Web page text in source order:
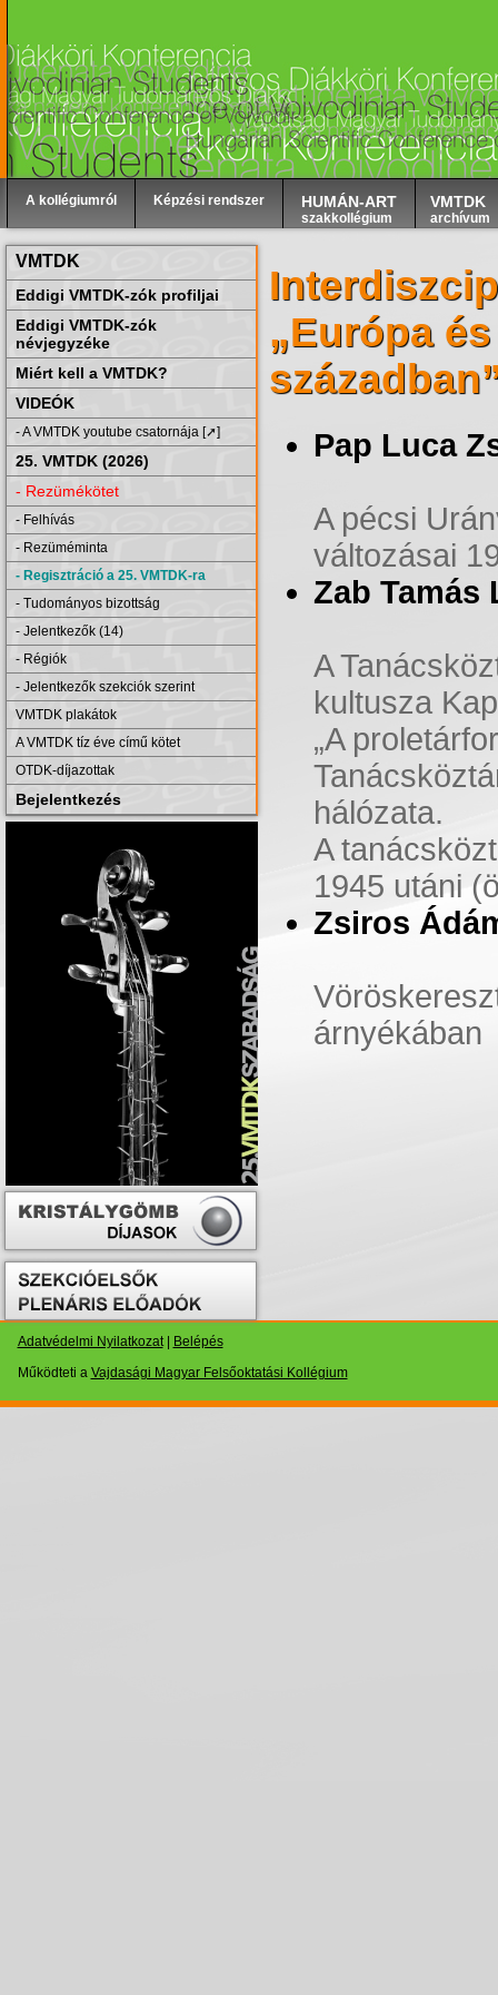
A kollégiumról Képzési rendszer HUMÁN-ART
szakkollégium
VMTDK
archívum
VMTDK
Eddigi VMTDK-zók profiljai
Eddigi VMTDK-zók
névjegyzéke
Miért kell a VMTDK?
VIDEÓK
- A VMTDK youtube csatornája [➚]
25. VMTDK (2026)
- Rezümékötet
- Felhívás
- Rezüméminta
- Regisztráció a 25. VMTDK-ra
- Tudományos bizottság
- Jelentkezők (14)
- Régiók
- Jelentkezők szekciók szerint
VMTDK plakátok
A VMTDK tíz éve című kötet
OTDK-díjazottak
Bejelentkezés
„Európa
Pap Luca
A pécsi
változásai
Zab Tamás
A
kultusza
„A
hálózata.
A
1945 utáni
Zsiros
árnyékában
Adatvédelmi Nyilatkozat|
Belépés
Működteti a Vajdasági Magyar Felsőoktatási Kollégium